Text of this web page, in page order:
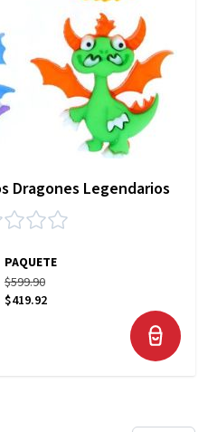
Dragones Legendarios
PAQUETE
$599.90
$419.92